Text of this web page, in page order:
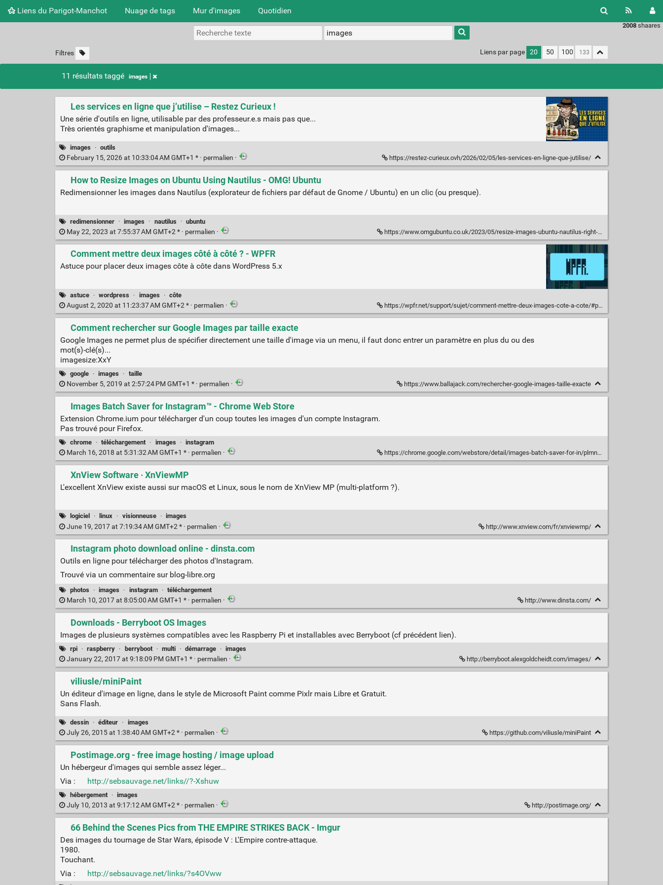
Liens du Parigot-Manchot Nuage de tags Mur d'images Quotidien
2008 shaares
Filtres Liens par page 20 50 100
11 résultats taggé images
Les services en ligne que j’utilise – Restez Curieux !
Une série d'outils en ligne, utilisable par des professeur.e.s mais pas que...
Très orientés graphisme et manipulation d'images...
images · outils
February 15, 2026 at 10:33:04 AM GMT+1 * · permalien · https://restez-curieux.ovh/2026/02/05/les-services-en-ligne-que-jutilise/
How to Resize Images on Ubuntu Using Nautilus - OMG! Ubuntu
Redimensionner les images dans Nautilus (explorateur de fichiers par défaut de Gnome / Ubuntu) en un clic (ou presque).
redimensionner · images · nautilus · ubuntu
May 22, 2023 at 7:55:37 AM GMT+2 * · permalien · https://www.omgubuntu.co.uk/2023/05/resize-images-ubuntu-nautilus-right-click
Comment mettre deux images côté à côté ? - WPFR
Astuce pour placer deux images côte à côte dans WordPress 5.x
astuce · wordpress · images · côte
August 2, 2020 at 11:23:37 AM GMT+2 * · permalien · https://wpfr.net/support/sujet/comment-mettre-deux-images-cote-a-cote/#post-2342872
Comment rechercher sur Google Images par taille exacte
Google Images ne permet plus de spécifier directement une taille d'image via un menu, il faut donc entrer un paramètre en plus du ou des
mot(s)-clé(s)...
imagesize:XxY
google · images · taille
November 5, 2019 at 2:57:24 PM GMT+1 * · permalien · https://www.ballajack.com/rechercher-google-images-taille-exacte
Images Batch Saver for Instagram™ - Chrome Web Store
Extension Chrome.ium pour télécharger d'un coup toutes les images d'un compte Instagram.
Pas trouvé pour Firefox.
chrome · téléchargement · images · instagram
March 16, 2018 at 5:31:32 AM GMT+1 * · permalien · https://chrome.google.com/webstore/detail/images-batch-saver-for-in/plmnmnpijgncjompjiccojbccinacefh
XnView Software · XnViewMP
L'excellent XnView existe aussi sur macOS et Linux, sous le nom de XnView MP (multi-platform ?).
logiciel · linux · visionneuse · images
June 19, 2017 at 7:19:34 AM GMT+2 * · permalien · http://www.xnview.com/fr/xnviewmp/
Instagram photo download online - dinsta.com
Outils en ligne pour télécharger des photos d'Instagram.
Trouvé via un commentaire sur blog-libre.org
photos · images · instagram · téléchargement
March 10, 2017 at 8:05:00 AM GMT+1 * · permalien · http://www.dinsta.com/
Downloads - Berryboot OS Images
Images de plusieurs systèmes compatibles avec les Raspberry Pi et installables avec Berryboot (cf précédent lien).
rpi · raspberry · berryboot · multi · démarrage · images
January 22, 2017 at 9:18:09 PM GMT+1 * · permalien · http://berryboot.alexgoldcheidt.com/images/
viliusle/miniPaint
Un éditeur d'image en ligne, dans le style de Microsoft Paint comme Pixlr mais Libre et Gratuit.
Sans Flash.
dessin · éditeur · images
July 26, 2015 at 1:38:40 AM GMT+2 * · permalien · https://github.com/viliusle/miniPaint
Postimage.org - free image hosting / image upload
Un hébergeur d'images qui semble assez léger...
Via :
http://sebsauvage.net/links//?-Xshuw
hébergement · images
July 10, 2013 at 9:17:12 AM GMT+2 * · permalien · http://postimage.org/
66 Behind the Scenes Pics from THE EMPIRE STRIKES BACK - Imgur
Des images du tournage de Star Wars, épisode V : L'Empire contre-attaque.
1980.
Touchant.
Via :
http://sebsauvage.net/links/?s4OVww